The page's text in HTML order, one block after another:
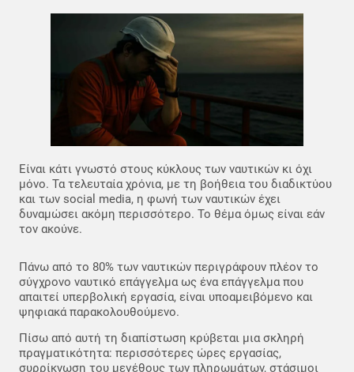
Είναι κάτι γνωστό στους κύκλους των ναυτικών κι όχι
μόνο. Τα τελευταία χρόνια, με τη βοήθεια του διαδικτύου
και των social media, η φωνή των ναυτικών έχει
δυναμώσει ακόμη περισσότερο. Το θέμα όμως είναι εάν
τον ακούνε.
Πάνω από το 80% των ναυτικών περιγράφουν πλέον το
σύγχρονο ναυτικό επάγγελμα ως ένα επάγγελμα που
απαιτεί υπερβολική εργασία, είναι υποαμειβόμενο και
ψηφιακά παρακολουθούμενο.
Πίσω από αυτή τη διαπίστωση κρύβεται μια σκληρή
πραγματικότητα: περισσότερες ώρες εργασίας,
συρρίκνωση του μεγέθους των πληρωμάτων, στάσιμοι